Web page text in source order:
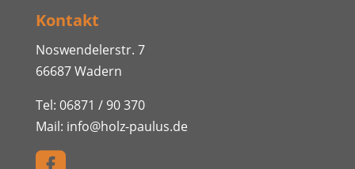
Kontakt
Noswendelerstr. 7
66687 Wadern
Tel: 06871 / 90 370
Mail: info@holz-paulus.de